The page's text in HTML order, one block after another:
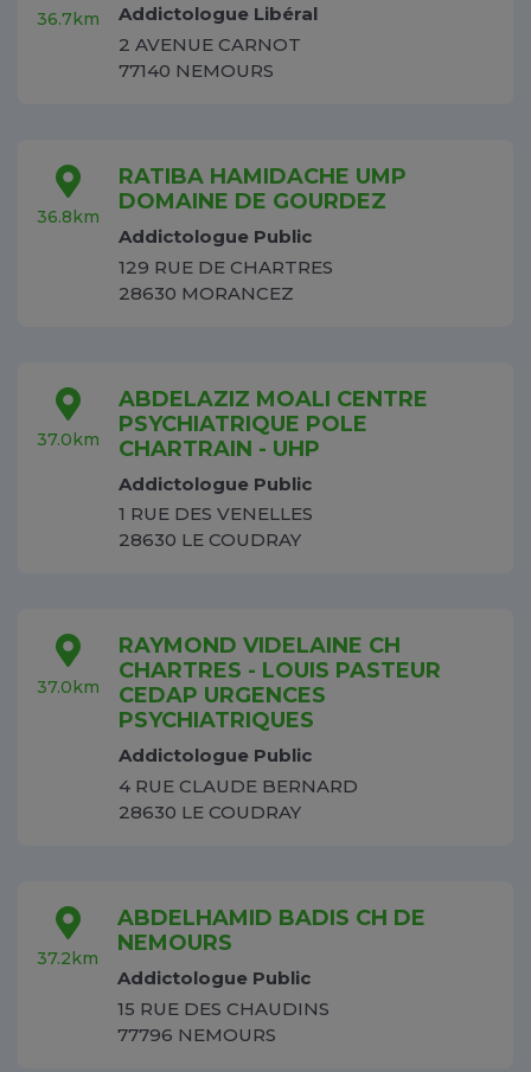
36.7km
Addictologue Libéral
2 AVENUE CARNOT
77140 NEMOURS
36.8km
RATIBA HAMIDACHE UMP
DOMAINE DE GOURDEZ
Addictologue Public
129 RUE DE CHARTRES
28630 MORANCEZ
37.0km
ABDELAZIZ MOALI CENTRE
PSYCHIATRIQUE POLE
CHARTRAIN - UHP
Addictologue Public
1 RUE DES VENELLES
28630 LE COUDRAY
37.0km
RAYMOND VIDELAINE CH
CHARTRES - LOUIS PASTEUR
CEDAP URGENCES
PSYCHIATRIQUES
Addictologue Public
4 RUE CLAUDE BERNARD
28630 LE COUDRAY
37.2km
ABDELHAMID BADIS CH DE
NEMOURS
Addictologue Public
15 RUE DES CHAUDINS
77796 NEMOURS